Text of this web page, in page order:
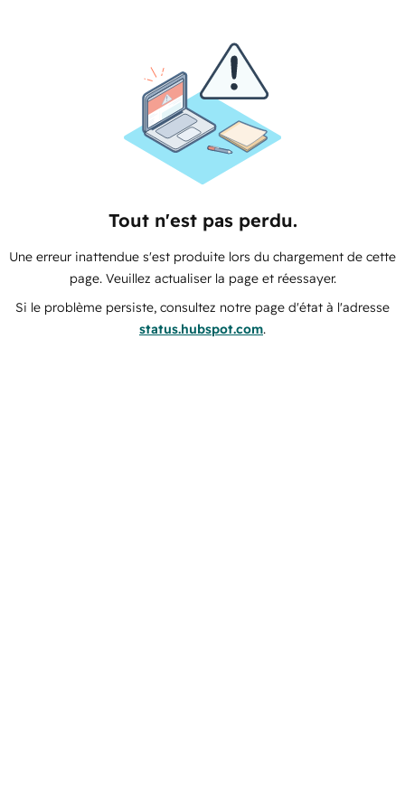
Tout n'est pas perdu.
Une erreur inattendue s'est produite lors du chargement de cette
page. Veuillez actualiser la page et réessayer.
Si le problème persiste, consultez notre page d'état à l'adresse
status.hubspot.com.